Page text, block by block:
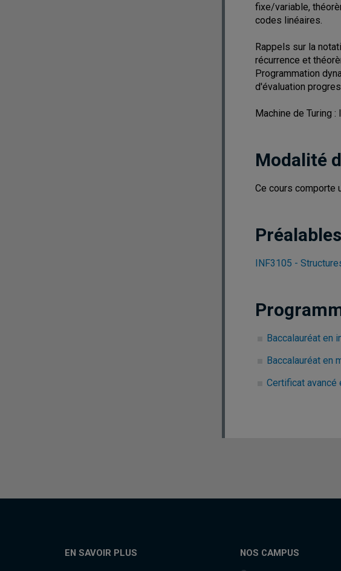
fixe/variable,
codes linéaires.
Rappels sur la
récurrence et
Programmation
d'évaluation
Machine de Turing
Modalité
Ce cours comporte
INF3105 -
Baccalauréat en
Baccalauréat en
Certificat avancé
EN SAVOIR PLUS NOS CAMPUS